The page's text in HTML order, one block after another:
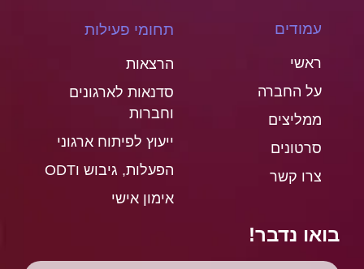
עמודים
ראשי
על החברה
ממליצים
סרטונים
צרו קשר
תחומי פעילות
הרצאות
סדנאות לארגונים
וחברות
ייעוץ לפיתוח ארגוני
הפעלות, גיבוש וODT
אימון אישי
בואו נדבר!